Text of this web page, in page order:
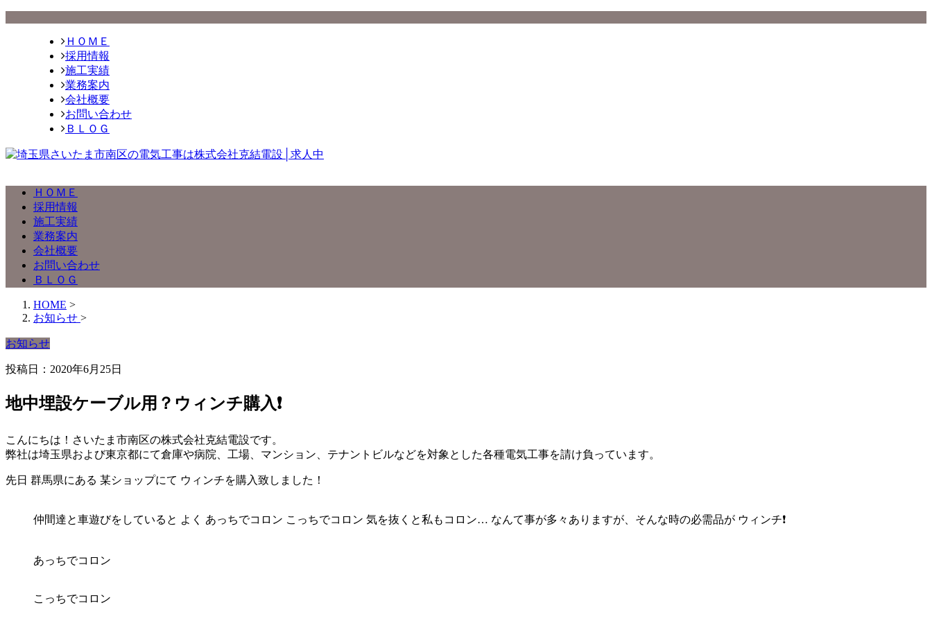
ＨＯＭＥ
採用情報
施工実績
業務案内
会社概要
お問い合わせ
ＢＬＯＧ
ＨＯＭＥ
採用情報
施工実績
業務案内
会社概要
お問い合わせ
ＢＬＯＧ
HOME >
お知らせ >
お知らせ
投稿日：2020年6月25日
地中埋設ケーブル用？ウィンチ購入❗️
こんにちは！さいたま市南区の株式会社克結電設です。
弊社は埼玉県および東京都にて倉庫や病院、工場、マンション、テナントビルなどを対象とした各種電気工事を請け負っています。
先日 群馬県にある 某ショップにて ウィンチを購入致しました！
仲間達と車遊びをしていると よく あっちでコロン こっちでコロン 気を抜くと私もコロン… なんて事が多々ありますが、そんな時の必需品が ウィンチ❗️
あっちでコロン
こっちでコロン